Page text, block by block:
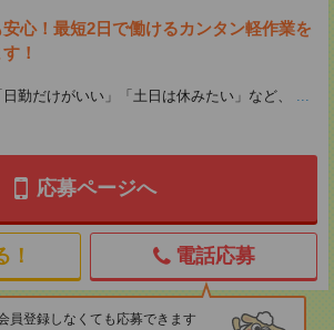
心！最短2日で働けるカンタン軽作業を
！
日勤だけがいい」「土日は休みたい」など、
...
応募ページへ
！ 電話応募
員登録しなくても応募できます